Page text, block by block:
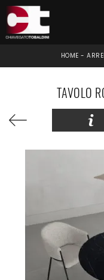
HOME -
TAVOLO